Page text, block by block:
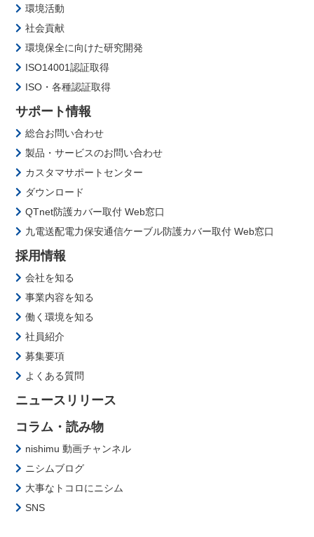
環境活動
社会貢献
環境保全に向けた研究開発
ISO14001認証取得
ISO・各種認証取得
サポート情報
総合お問い合わせ
製品・サービスのお問い合わせ
カスタマサポートセンター
ダウンロード
QTnet防護カバー取付 Web窓口
九電送配電力保安通信ケーブル防護カバー取付 Web窓口
採用情報
会社を知る
事業内容を知る
働く環境を知る
社員紹介
募集要項
よくある質問
ニュースリリース
コラム・読み物
nishimu 動画チャンネル
ニシムブログ
大事なトコロにニシム
SNS